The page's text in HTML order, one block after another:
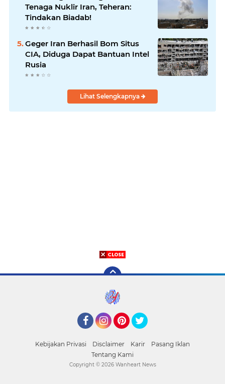
Tenaga Nuklir Iran, Teheran:
Tindakan Biadab!
Geger Iran Berhasil Bom Situs
CIA, Diduga Dapat Bantuan Intel
Rusia
Lihat Selengkapnya
Kebijakan Privasi Disclaimer Karir
Pasang Iklan
Tentang Kami
Copyright © 2026 Wanheart News